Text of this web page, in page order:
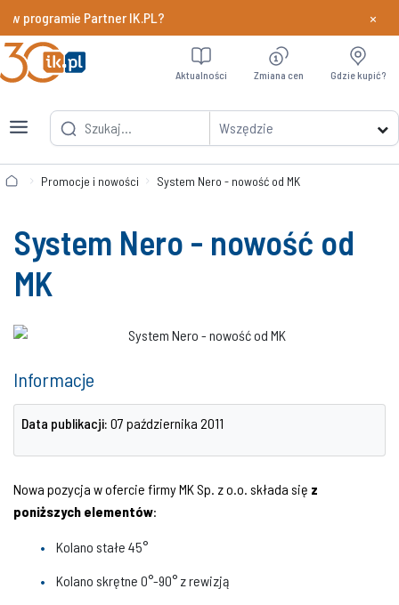
programie Partner IK.PL? Dowiedz
×
Wszędzie
Aktualności Zmiana cen Gdzie kupić?
Promocje i nowości System Nero - nowość od MK
System Nero - nowość od
MK
Informacje
Data publikacji: 07 października 2011
Nowa pozycja w ofercie firmy MK Sp. z o.o. składa się z
poniższych elementów:
Kolano stałe 45°
Kolano skrętne 0°-90° z rewizją